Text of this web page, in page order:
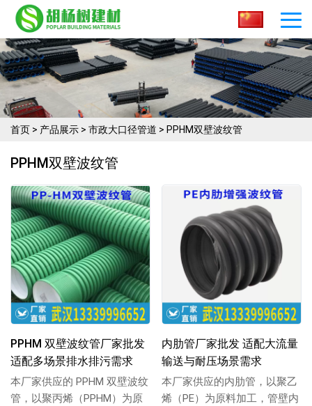
首页 > 产品展示 > 市政大口径管道 > PPHM双壁波纹管
PPHM双壁波纹管
PPHM 双壁波纹管厂家批发
适配多场景排水排污需求
本厂家供应的 PPHM 双壁波纹
管，以聚丙烯（PPHM）为原
内肋管厂家批发 适配大流量
输送与耐压场景需求
本厂家供应的内肋管，以聚乙
烯（PE）为原料加工，管壁内